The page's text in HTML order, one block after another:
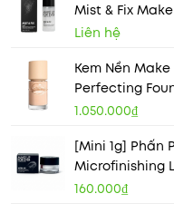
Mist & Fix
Liên hệ
Kem Nền
Perfecting
1.050.000₫
[Mini 1g] Phấn
Microfinishing
160.000₫